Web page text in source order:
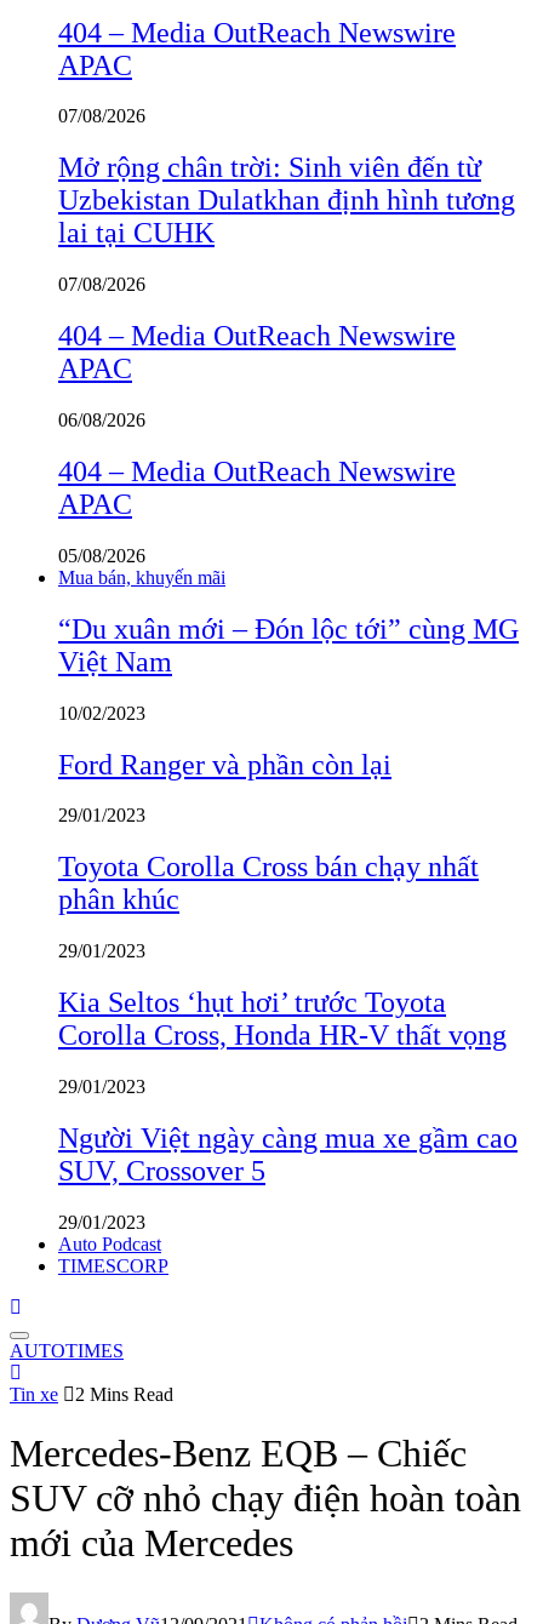
404 – Media OutReach Newswire
APAC
07/08/2026
Mở rộng chân trời: Sinh viên đến từ
Uzbekistan Dulatkhan định hình tương
lai tại CUHK
07/08/2026
404 – Media OutReach Newswire
APAC
06/08/2026
404 – Media OutReach Newswire
APAC
05/08/2026
Mua bán, khuyến mãi
“Du xuân mới – Đón lộc tới” cùng MG
Việt Nam
10/02/2023
Ford Ranger và phần còn lại
29/01/2023
Toyota Corolla Cross bán chạy nhất
phân khúc
29/01/2023
Kia Seltos ‘hụt hơi’ trước Toyota
Corolla Cross, Honda HR-V thất vọng
29/01/2023
Người Việt ngày càng mua xe gầm cao
SUV, Crossover 5
29/01/2023
Auto Podcast
TIMESCORP
AUTOTIMES
Tin xe 2 Mins Read
Mercedes-Benz EQB – Chiếc
SUV cỡ nhỏ chạy điện hoàn toàn
mới của Mercedes